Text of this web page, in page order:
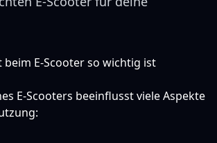
beim E-Scooter so wichtig ist
E-Scooters beeinflusst viele Aspekte